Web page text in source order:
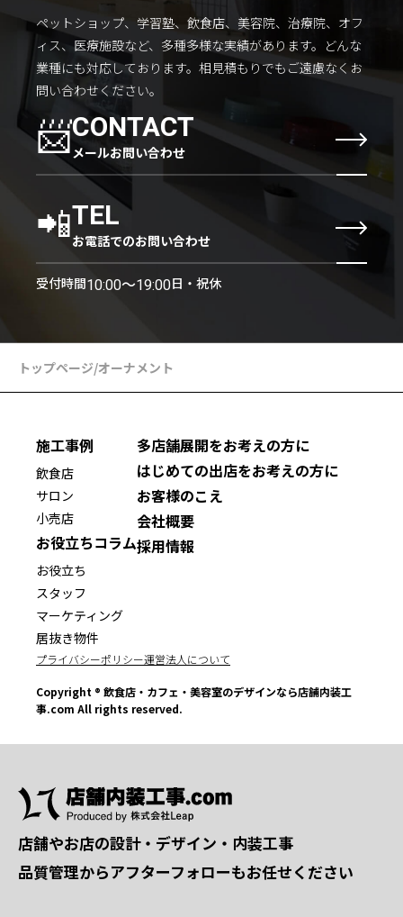
ペットショップ、学習塾、飲食店、美容院、治療院、オフ
ィス、医療施設など、多種多様な実績があります。 どんな
業種にも対応しております。 相見積もりでもご遠慮なくお
問い合わせください。
📨CONTACT
メールお問い合わせ
📲TEL
お電話でのお問い合わせ
受付時間10:00〜19:00日・祝休
トップページ/オーナメント
施工事例
飲食店
サロン
小売店
お役立ちコラム
お役立ち
スタッフ
マーケティング
居抜き物件
多店舗展開をお考えの方に
はじめての出店をお考えの方に
お客様のこえ
会社概要
採用情報
プライバシーポリシー運営法人について
Copyright ® 飲食店・カフェ・美容室のデザインなら店舗内装工
事.com All rights reserved.
店舗やお店の設計・デザイン・内装工事
品質管理からアフターフォローもお任せください